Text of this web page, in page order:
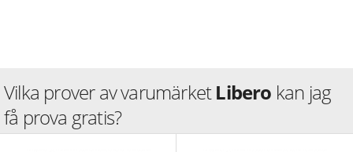
Vilka prover av varumärketLibero kan jag
få prova gratis?